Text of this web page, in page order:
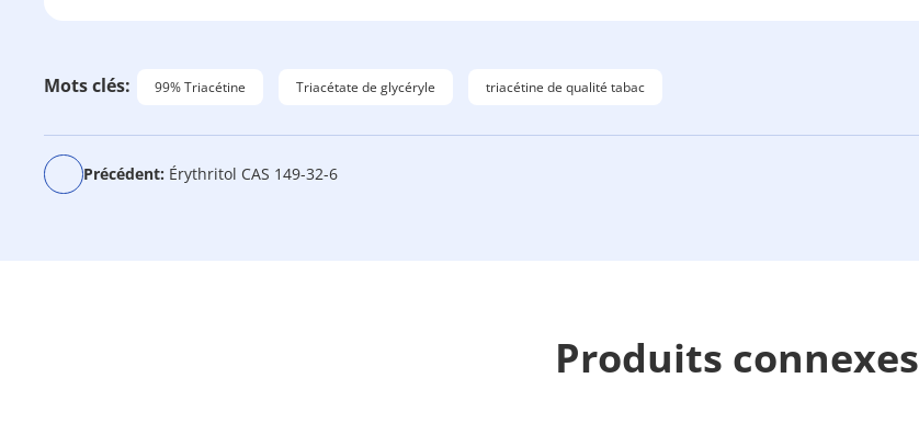
r
a
i
Mots clés: 99% Triacétine Triacétate de glycéryle triacétine de qualité tabac
Précédent: Érythritol CAS 149-32-6
Produits connexes